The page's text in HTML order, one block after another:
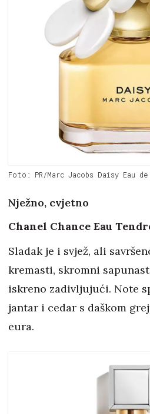
Foto: PR/Marc Jacobs Daisy Eau
Nježno, cvjetno
Chanel Chance Eau
Sladak je i svjež, ali
kremasti, skromni
iskreno zadivljujući. Note
jantar i cedar s daškom
eura.